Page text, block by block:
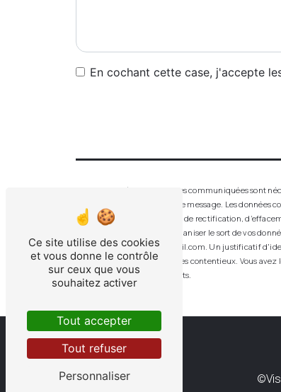
En cochant cette case, j'accepte
** Les données personnelles communiquées sont
seul but de répondre à votre message. Les
disposez de droits d’accès, de rectification,
de contrôle, ainsi que d’organiser le sort de vos
aluver.vitrerie.feurs@gmail.com. Un justificatif
probatoires et de gestion des contentieux. Vous
d’informations sur vos droits.
©
Ce site utilise des cookies
et vous donne le contrôle
sur ceux que vous
souhaitez activer
Tout accepter
Tout refuser
Personnaliser